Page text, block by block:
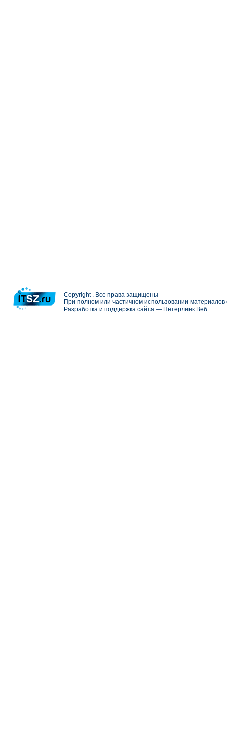
Copyright . Все права защищены
При полном или частичном использовании
Разработка и поддержка сайта — Петерлинк Веб